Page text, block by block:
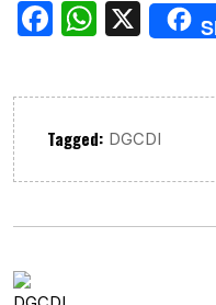
Facebook
X
Tagged: DGCDI